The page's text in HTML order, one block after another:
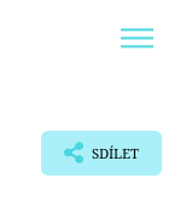
SDÍLET